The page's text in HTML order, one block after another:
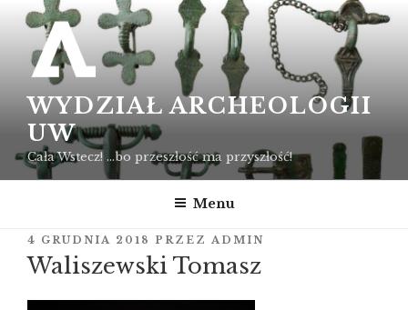
Przejdź
treści
WYDZIAŁ ARCHEOLOGII
UW
Cała Wstecz! …bo przeszłość ma przyszłość!
Menu
OPUBLIKOWANE
W
4 GRUDNIA 2018 PRZEZ ADMIN
Waliszewski Tomasz